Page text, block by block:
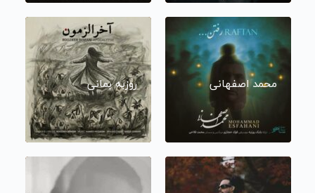
محمد اصفهانی روزبه بمانی